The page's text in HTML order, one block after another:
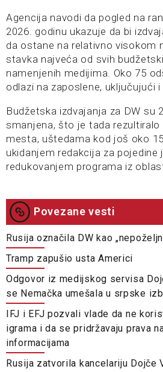
Agencija navodi da pogled na
2026. godinu ukazuje da bi
da ostane na relativno visokom
stavka najveća od svih
namenjenih medijima. Oko 75
odlazi na zaposlene, uključujući
Budžetska izdvajanja za DW su
smanjena, što je tada rezultiralo
mesta, uštedama kod još oko
ukidanjem redakcija za pojedine
redukovanjem programa iz
Povezane vesti
Rusija označila DW kao
Tramp zapušio usta Americi
Odgovor iz medijskog servisa
se Nemačka umešala u srpske
IFJ i EFJ pozvali vlade da ne
igrama i da se pridržavaju prava
informacijama
Rusija zatvorila kancelariju Dojče